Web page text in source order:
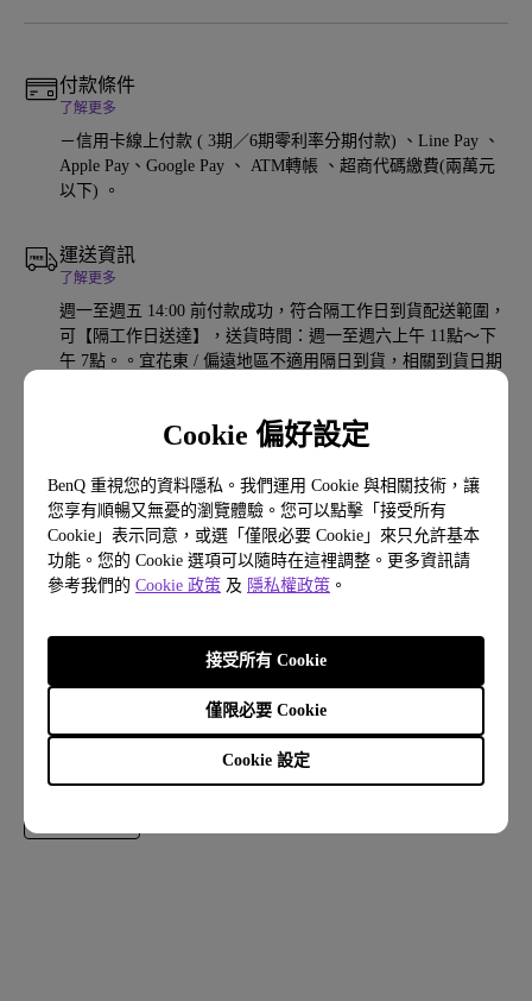
Cookie 偏好設定
BenQ 重視您的資料隱私。我們運用 Cookie 與相關技術，讓
您享有順暢又無憂的瀏覽體驗。您可以點擊「接受所有
Cookie」表示同意，或選「僅限必要 Cookie」來只允許基本
功能。您的 Cookie 選項可以隨時在這裡調整。更多資訊請
參考我們的 Cookie 政策 及 隱私權政策 。
Cookie 設定
僅限必要 Cookie
接受所有 Cookie
付款條件
了解更多
－信用卡線上付款 ( 3期／6期零利率分期付款) 、Line Pay 、
Apple Pay、Google Pay 、 ATM轉帳 、超商代碼繳費(兩萬元
以下) 。
運送資訊
了解更多
週一至週五 14:00 前付款成功，符合隔工作日到貨配送範圍，
可【隔工作日送達】，送貨時間：週一至週六上午 11點～下
午 7點。。宜花東 / 偏遠地區不適用隔日到貨，相關到貨日期
免運】，但無法配送至台灣外島及海外。 若有退貨需求，贈
其他銷售據點